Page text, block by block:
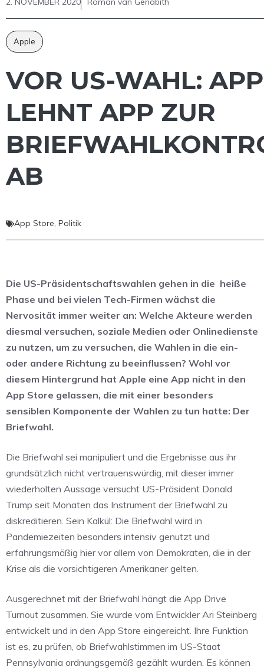
Apple
VOR US-WAHL:
LEHNT APP ZUR
AB
App Store, Politik
Die US-Präsidentschaftswahlen gehen in die heiße
Phase und bei vielen Tech-Firmen wächst die
Nervosität immer weiter an: Welche Akteure werden
diesmal versuchen, soziale Medien oder Onlinedienste
zu nutzen, um zu versuchen, die Wahlen in die ein-
oder andere Richtung zu beeinflussen? Wohl vor
diesem Hintergrund hat Apple eine App nicht in den
App Store gelassen, die mit einer besonders
sensiblen Komponente der Wahlen zu tun hatte: Der
Briefwahl.
Die Briefwahl sei manipuliert und die Ergebnisse aus ihr
grundsätzlich nicht vertrauenswürdig, mit dieser immer
wiederholten Aussage versucht US-Präsident Donald
Trump seit Monaten das Instrument der Briefwahl zu
diskreditieren. Sein Kalkül: Die Briefwahl wird in
Pandemiezeiten besonders intensiv genutzt und
erfahrungsmäßig hier vor allem von Demokraten, die in der
Krise als die vorsichtigeren Amerikaner gelten.
Ausgerechnet mit der Briefwahl hängt die App Drive
Turnout zusammen. Sie wurde vom Entwickler Ari Steinberg
entwickelt und in den App Store eingereicht. Ihre Funktion
ist es, zu prüfen, ob Briefwahlstimmen im US-Staat
Pennsylvania ordnungsgemäß gezählt wurden. Es können